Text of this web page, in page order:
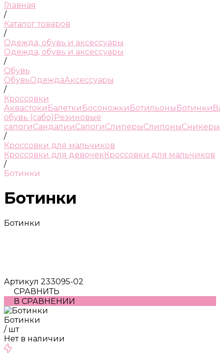
Главная
/
Каталог товаров
/
Одежда, обувь и аксессуары
Одежда, обувь и аксессуары
/
Обувь
ОбувьОдеждаАксессуары
/
Кроссовки
Аквастоки Балетки Босоножки Ботильоны Ботинки
обувь (сабо) Резиновые
сапогиСандалииСапогиСлиперыСлипоныСникеры
/
Кроссовки для мальчиков
Кроссовки для девочекКроссовки для мальчиков
/
Ботинки
Ботинки
Ботинки
Артикул 233095-02
СРАВНИТЬ
В СРАВНЕНИИ
Ботинки
/ шт
Нет в наличии